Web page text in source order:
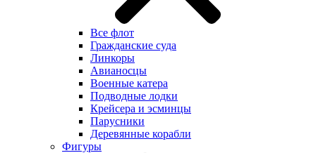
Все флот
Гражданские суда
Линкоры
Авианосцы
Военные катера
Подводные лодки
Крейсера и эсминцы
Парусники
Деревянные корабли
Фигуры